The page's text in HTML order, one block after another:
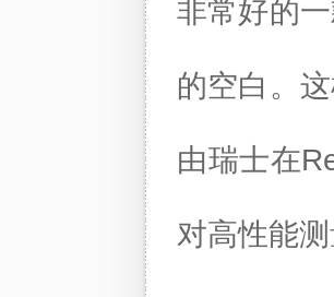
非常好的
的空白。
由瑞士在
对高性能